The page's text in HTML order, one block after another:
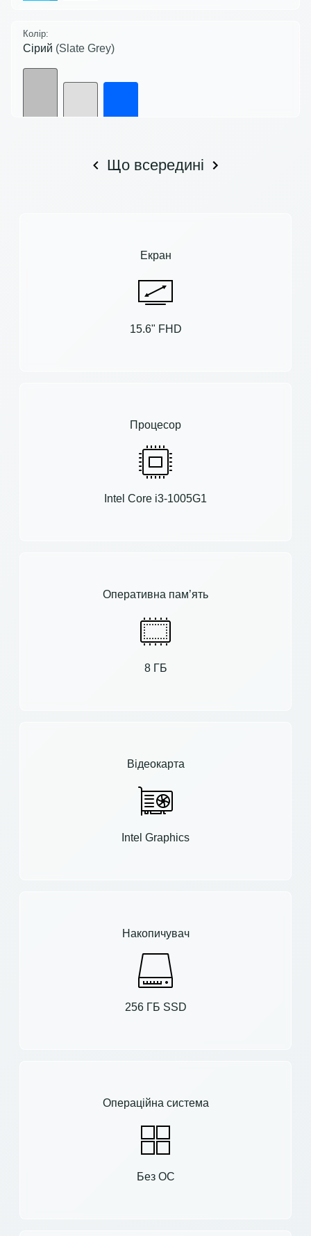
Колір:
Сірий (Slate Grey)
Що всередині
Екран
15.6" FHD
Процесор
Intel Core i3-1005G1
Оперативна пам’ять
8 ГБ
Відеокарта
Intel Graphics
Накопичувач
256 ГБ SSD
Операційна система
Без ОС